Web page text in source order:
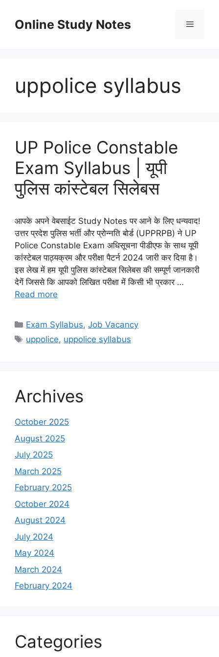
contentOnline Study Notes
uppolice syllabus
UP Police Constable
Exam Syllabus | यूपी
पुलिस कांस्टेबल सिलेबस
आपके अपने वेबसाईट Study Notes पर आने के लिए धन्यवाद!
उत्तर प्रदेश पुलिस भर्ती और प्रोन्नति बोर्ड (UPPRPB) ने UP
Police Constable Exam अधिसूचना पीडीएफ के साथ यूपी
कांस्टेबल पाठ्यक्रम और परीक्षा पैटर्न 2024 जारी कर दिया है।
इस लेख में हम यूपी पुलिस कांस्टेबल सिलेबस की सम्पूर्ण जानकारी
देगें जिससे कि आपको लिखित परीक्षा में किसी भी प्रकार …
Read more
Categories
Exam Syllabus,Job Vacancy
Tags
uppolice, uppolice syllabus
Archives
October 2025
August 2025
July 2025
March 2025
February 2025
October 2024
August 2024
July 2024
May 2024
March 2024
February 2024
Categories